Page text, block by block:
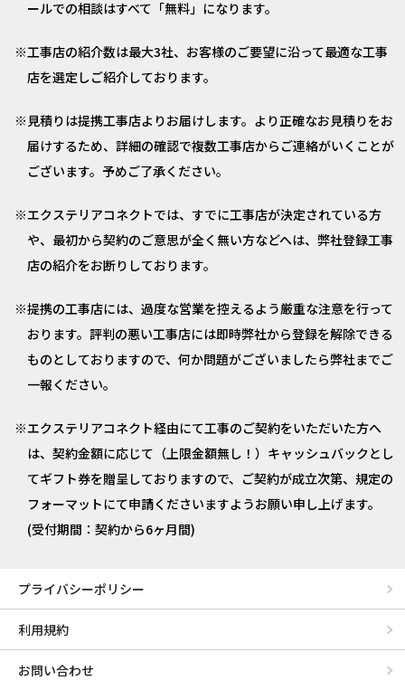
ールでの相談はすべて「無料」になります。
工事店の紹介数は最大3社、お客様のご要望に沿って最適な工事
店を選定しご紹介しております。
見積りは提携工事店よりお届けします。より正確なお見積りをお
届けするため、詳細の確認で複数工事店からご連絡がいくことが
ございます。予めご了承ください。
エクステリアコネクトでは、すでに工事店が決定されている方
や、最初から契約のご意思が全く無い方などへは、弊社登録工事
店の紹介をお断りしております。
提携の工事店には、過度な営業を控えるよう厳重な注意を行って
おります。評判の悪い工事店には即時弊社から登録を解除できる
ものとしておりますので、何か問題がございましたら弊社までご
一報ください。
エクステリアコネクト経由にて工事のご契約をいただいた方へ
は、契約金額に応じて（上限金額無し！）キャッシュバックとし
てギフト券を贈呈しておりますので、ご契約が成立次第、規定の
フォーマットにて申請くださいますようお願い申し上げます。
(受付期間：契約から6ヶ月間)
プライバシーポリシー
利用規約
お問い合わせ